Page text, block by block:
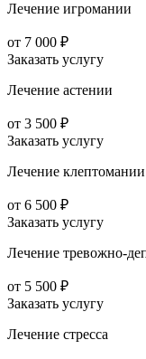
Лечение игромании
от 7 000 ₽
Заказать услугу
Лечение астении
от 3 500 ₽
Заказать услугу
Лечение клептомании
от 6 500 ₽
Заказать услугу
Лечение тревожно-
от 5 500 ₽
Заказать услугу
Лечение стресса